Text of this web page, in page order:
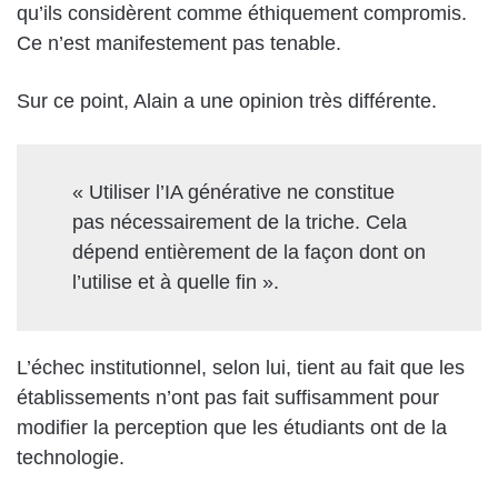
qu’ils considèrent comme éthiquement compromis.
Ce n’est manifestement pas tenable.
Sur ce point, Alain a une opinion très différente.
« Utiliser l’IA générative ne constitue
pas nécessairement de la triche. Cela
dépend entièrement de la façon dont on
l’utilise et à quelle fin ».
L’échec institutionnel, selon lui, tient au fait que les
établissements n’ont pas fait suffisamment pour
modifier la perception que les étudiants ont de la
technologie.